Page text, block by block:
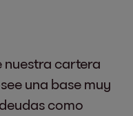
nuestra cartera
una base muy
como